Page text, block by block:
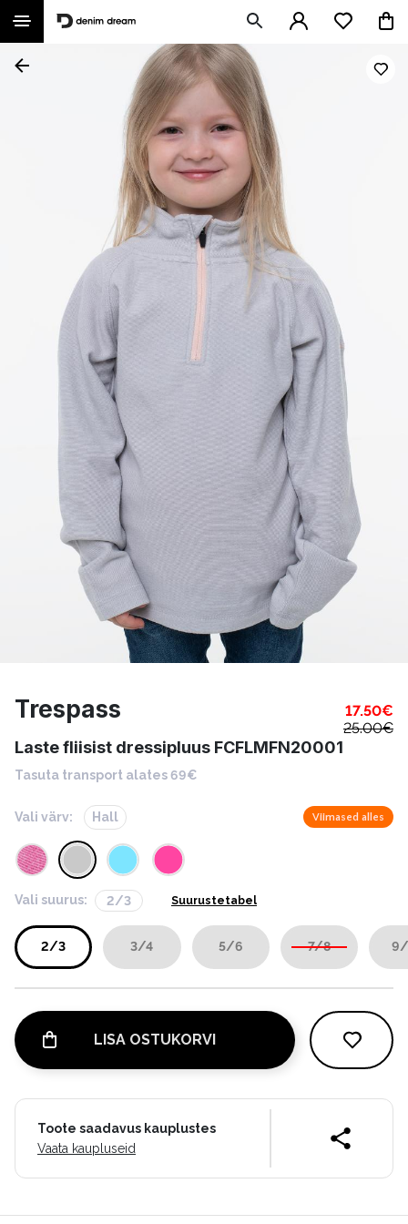
Trespass 17.50€
25.00€
Laste fliisist dressipluus FCFLMFN20001
Tasuta transport alates 69€
Vali värv: Hall Viimased alles
Vali suurus: 2/3 Suurustetabel
2/3 3/4 5/6 7/8 9/
LISA OSTUKORVI
Toote saadavus kauplustes
Vaata kaupluseid